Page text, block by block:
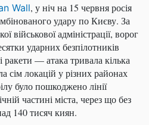
Wall, у ніч на 15 червня росія
удару по Києву. За
військової адміністрації, ворог
ударних безпілотників
ракети — атака тривала кілька
сім локацій у різних районах
було пошкоджено лінії
частині міста, через що без
140 тисяч киян.